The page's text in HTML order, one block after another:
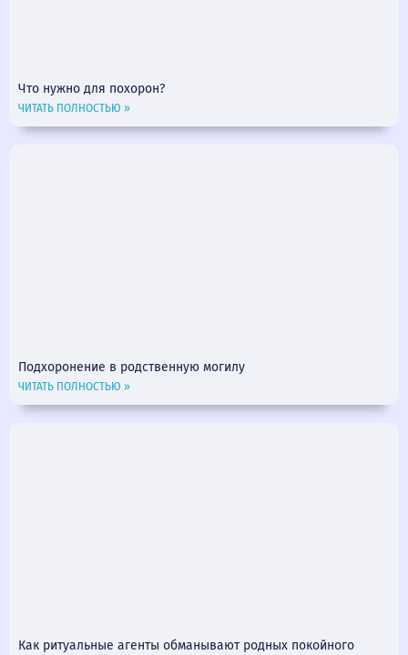
Что нужно для похорон?
ЧИТАТЬ ПОЛНОСТЬЮ »
Подхоронение в родственную могилу
ЧИТАТЬ ПОЛНОСТЬЮ »
Как ритуальные агенты обманывают родных покойного